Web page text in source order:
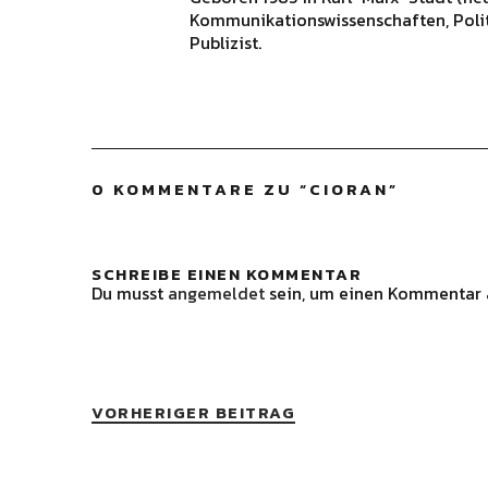
Kommunikationswissenschaften,
Publizist.
0 KOMMENTARE ZU “CIORAN”
SCHREIBE EINEN KOMMENTAR
Du musst angemeldet sein, um einen Kommentar
VORHERIGER BEITRAG